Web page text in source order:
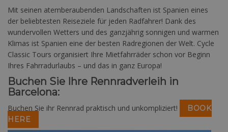
Mit seinen atemberaubenden Landschaften ist Spanien eines
der beliebtesten Reiseziele für jeden Radfahrer! Dank des
wundervollen Wetters und des ganzjährig sonnigen und warmen
Klimas ist Spanien eine der besten Radregionen der Welt. Cycle
Classic Tours organisiert Ihre Mietfahrräder schon vor Beginn
Ihres Fahrradurlaubs – und das in ganz Europa!
Buchen Sie Ihre Rennradverleih in
Barcelona:
Buchen Sie ihr Rennrad praktisch und unkompliziert!
BOOK
HERE